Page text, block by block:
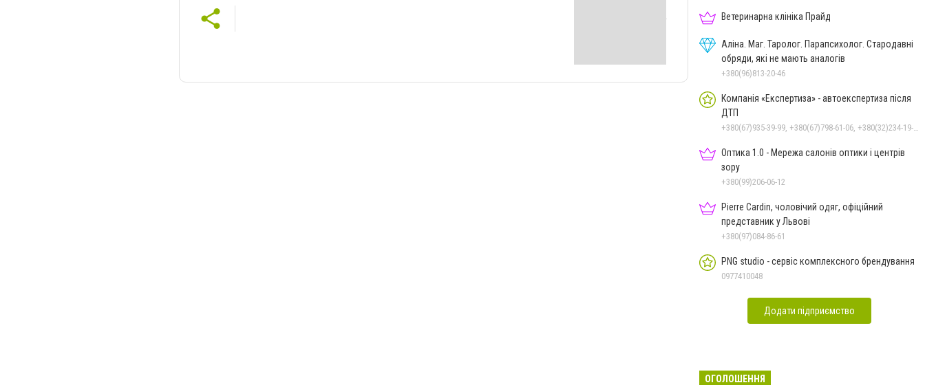
Ветеринарна клініка Прайд
Аліна. Маг. Таролог. Парапсихолог. Стародавні
обряди, які не мають аналогів
+380(96)813-20-46
Компанія «Експертиза» - автоекспертиза після
ДТП
Оптика 1.0 - Мережа салонів оптики і центрів
зору
+380(99)206-06-12
Pierre Cardin, чоловічий одяг, офіційний
представник у Львові
+380(97)084-86-61
PNG studio - сервіс комплексного брендування
0977410048
Додати підприємство
ОГОЛОШЕННЯ